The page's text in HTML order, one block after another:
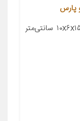
معرفی محصول جزئیات محصول ابعاد ۱۰x۶x۱۵ سانتی‌متر